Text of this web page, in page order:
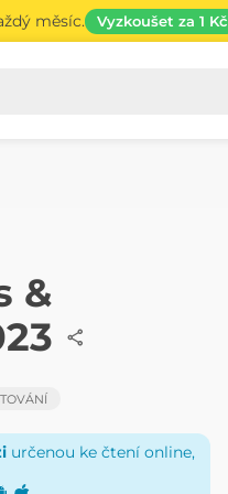
měsíc. Vyzkoušet za 1 Kč
&
určenou ke čtení online,